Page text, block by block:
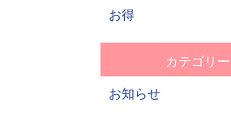
お得
カテゴリー
お知らせ